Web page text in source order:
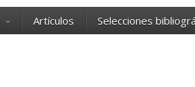
Artículos Selecciones